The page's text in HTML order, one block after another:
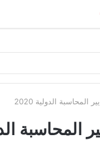
الدولية 2020
المحاسبة